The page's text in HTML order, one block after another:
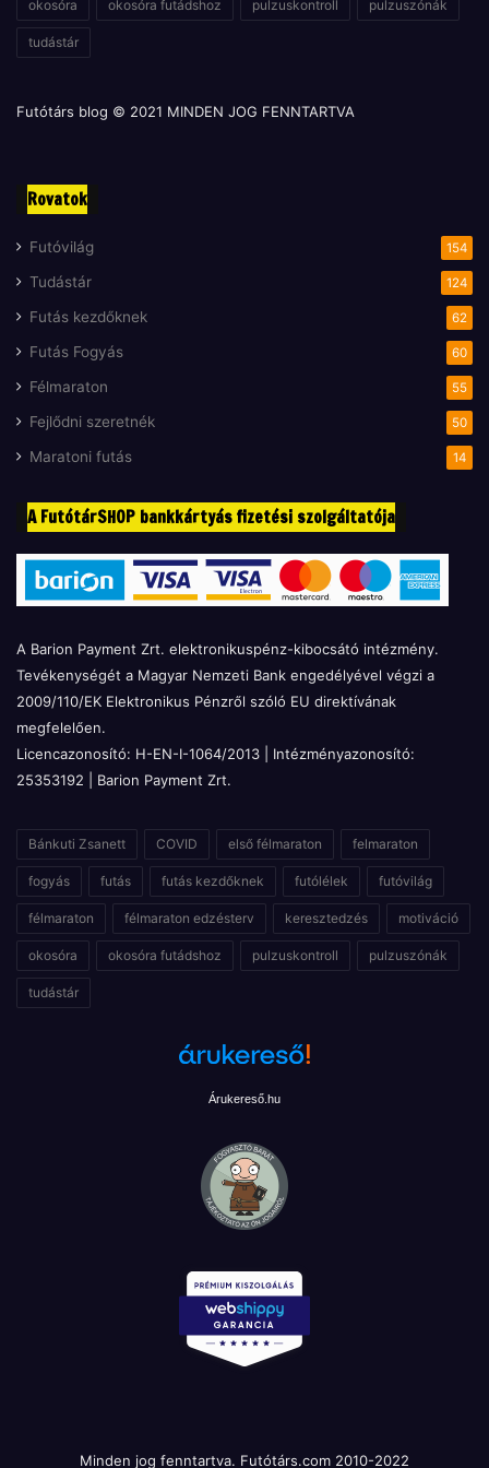
okosóra okosóra futádshoz pulzuskontroll pulzuszónák
tudástár
Futótárs blog © 2021 MINDEN JOG FENNTARTVA
Rovatok
Futóvilág 154
Tudástár 124
Futás kezdőknek 62
Futás Fogyás 60
Félmaraton 55
Fejlődni szeretnék 50
Maratoni futás 14
A FutótárSHOP bankkártyás fizetési szolgáltatója
A Barion Payment Zrt. elektronikuspénz-kibocsátó intézmény.
Tevékenységét a Magyar Nemzeti Bank engedélyével végzi a
2009/110/EK Elektronikus Pénzről szóló EU direktívának
megfelelően.
Licencazonosító: H-EN-I-1064/2013 | Intézményazonosító:
25353192 | Barion Payment Zrt.
Bánkuti Zsanett COVID első félmaraton felmaraton
fogyás futás futás kezdőknek futólélek futóvilág
félmaraton félmaraton edzésterv keresztedzés motiváció
okosóra okosóra futádshoz pulzuskontroll pulzuszónák
tudástár
Árukereső.hu
Minden jog fenntartva. Futótárs.com 2010-2022